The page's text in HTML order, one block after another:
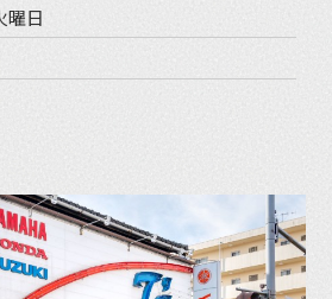
曜日